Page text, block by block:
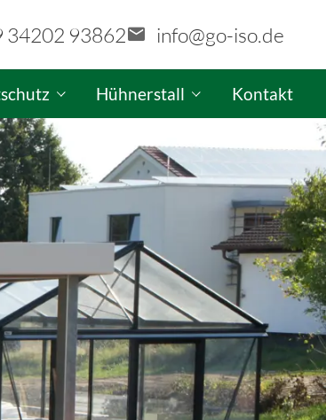
34202 93862 info@go-iso.de
Sichtschutzwand-Konfigurator
Hühnerstall
GO-ISO Hühnerstall-
Kontakt